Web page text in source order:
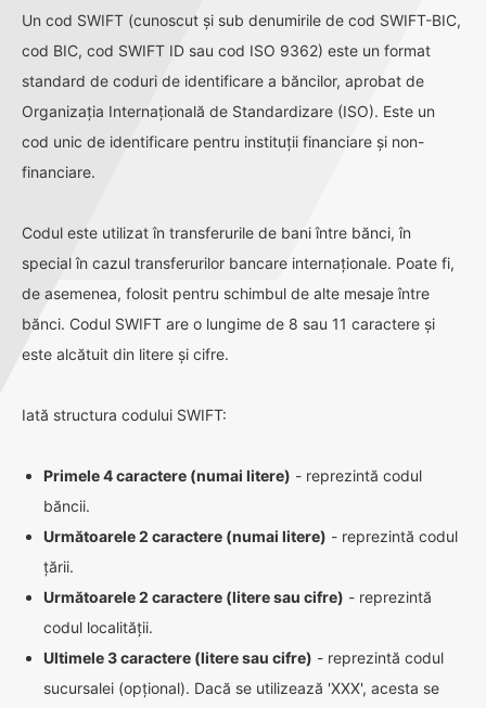
Un cod SWIFT (cunoscut și sub denumirile de cod SWIFT-BIC,
cod BIC, cod SWIFT ID sau cod ISO 9362) este un format
standard de coduri de identificare a băncilor, aprobat de
Organizația Internațională de Standardizare (ISO). Este un
cod unic de identificare pentru instituții financiare și non-
financiare.
Codul este utilizat în transferurile de bani între bănci, în
special în cazul transferurilor bancare internaționale. Poate fi,
de asemenea, folosit pentru schimbul de alte mesaje între
bănci. Codul SWIFT are o lungime de 8 sau 11 caractere și
este alcătuit din litere și cifre.
Iată structura codului SWIFT:
Primele 4 caractere (numai litere) - reprezintă codul
băncii.
Următoarele 2 caractere (numai litere) - reprezintă codul
țării.
Următoarele 2 caractere (litere sau cifre) - reprezintă
codul localității.
Ultimele 3 caractere (litere sau cifre) - reprezintă codul
sucursalei (opțional). Dacă se utilizează 'XXX', acesta se